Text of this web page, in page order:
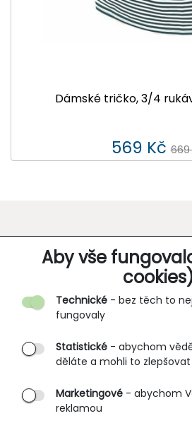
Aby vše
Technické - bez těch to
fungovaly
Statistické - abychom
děláte a mohli to zlepšovat
Marketingové - abychom
reklamou
Dámské tričko, 3/4 rukáv
569 Kč 669
O SPOLEČNOSTI
O nás
Partnerské prodejny
B2B vstup
PRŮVODCE NAKUPOVÁNÍM
Obchodní podmínky